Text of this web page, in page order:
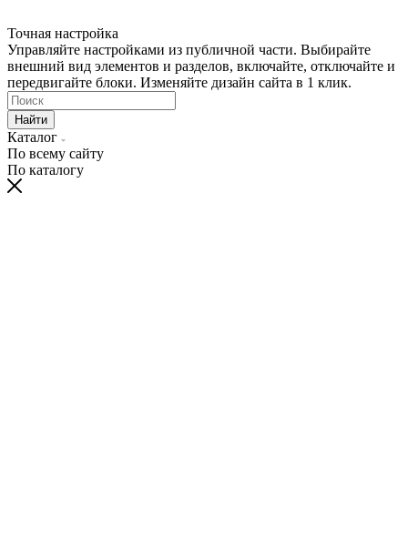
Точная настройка
Управляйте настройками из публичной части. Выбирайте
внешний вид элементов и разделов, включайте, отключайте и
передвигайте блоки. Изменяйте дизайн сайта в 1 клик.
Найти
Каталог
По всему сайту
По каталогу